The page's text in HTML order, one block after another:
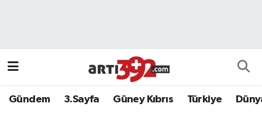
Gündem 3.Sayfa Güney Kıbrıs Türkiye